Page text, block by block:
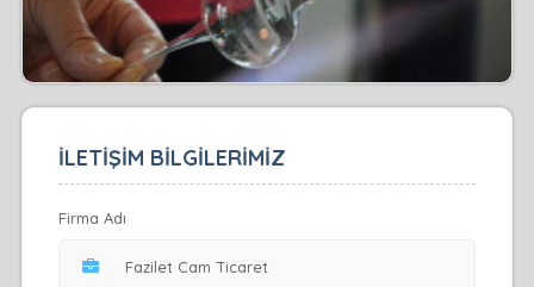
İLETİŞİM BİLGİLERİMİZ
Firma Adı